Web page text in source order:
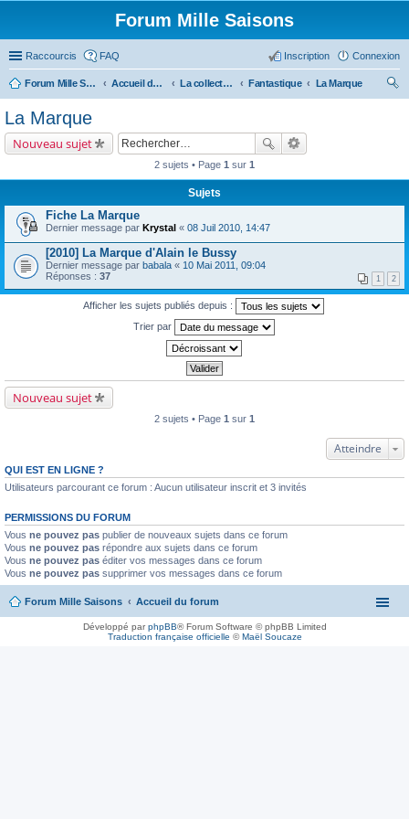
Forum Mille Saisons
Raccourcis FAQ Connexion
Inscription
Forum Mille Saisons Accueil du forum La collection Mille Saisons Fantastique
La Marque
La Marque
Nouveau sujet
2 sujets • Page 1 sur 1
Sujets
Fiche La Marque
Dernier message par Krystal « 08 Juil 2010, 14:47
[2010] La Marque d'Alain le Bussy
Dernier message par babala « 10 Mai 2011, 09:04
Réponses : 37 1 2
Afficher les sujets publiés depuis :
Trier par
Nouveau sujet
2 sujets • Page 1 sur 1
Atteindre
QUI EST EN LIGNE ?
Utilisateurs parcourant ce forum : Aucun utilisateur inscrit et 3 invités
PERMISSIONS DU FORUM
Vous ne pouvez pas publier de nouveaux sujets dans ce forum
Vous ne pouvez pas répondre aux sujets dans ce forum
Vous ne pouvez pas éditer vos messages dans ce forum
Vous ne pouvez pas supprimer vos messages dans ce forum
Forum Mille Saisons Accueil du forum
Développé parphpBB® Forum Software © phpBB Limited
Traduction française officielle ©Maël Soucaze